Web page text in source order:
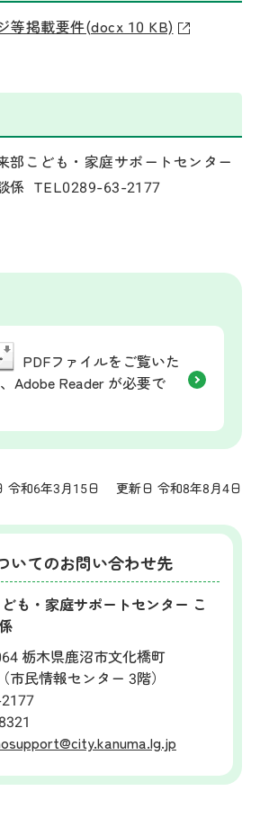
等掲載要件(docx 10 KB)
部こども・家庭サポートセンター
係 TEL0289-63-2177
PDFファイルをご覧いた
Adobe Reader が必要で
令和6年3月15日 更新日 令和8年8月4日
いてのお問い合わせ先
も・家庭サポートセンター こ
栃木県鹿沼市文化橋町
市民情報センター 3階）